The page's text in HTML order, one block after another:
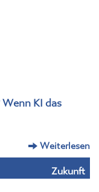
KI das
Weiterlesen
Zukunft